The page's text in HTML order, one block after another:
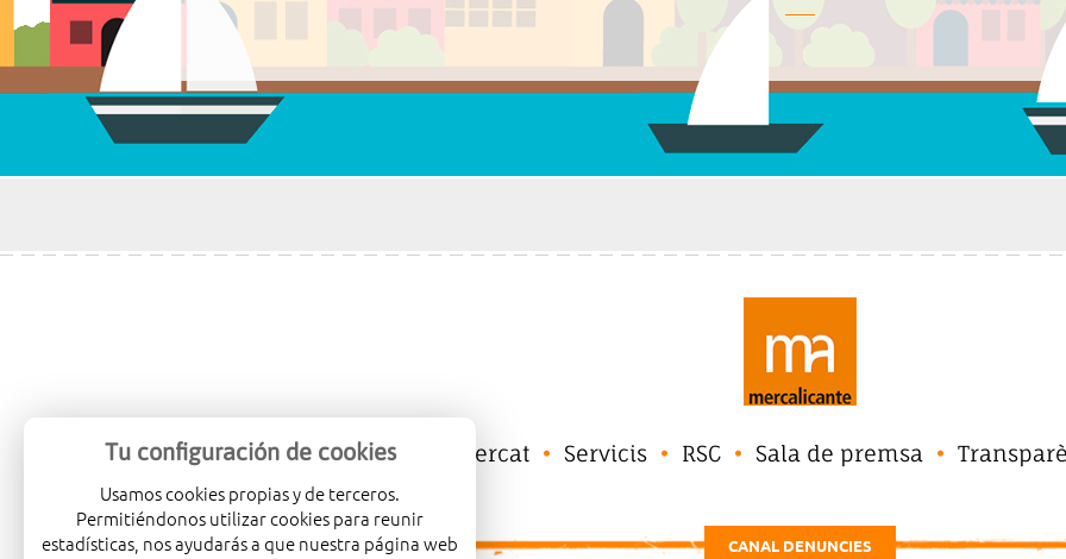
Mercalicante Empreses Mercat Servicis RSC Sala de premsa
CANAL DENUNCIES
Tu configuración de cookies
Usamos cookies propias y de terceros.
Permitiéndonos utilizar cookies para reunir
estadísticas, nos ayudarás a que nuestra página web